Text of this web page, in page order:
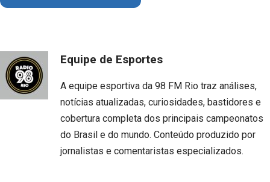
Equipe de Esportes
A equipe esportiva da 98 FM Rio traz análises,
notícias atualizadas, curiosidades, bastidores e
cobertura completa dos principais campeonatos
do Brasil e do mundo. Conteúdo produzido por
jornalistas e comentaristas especializados.